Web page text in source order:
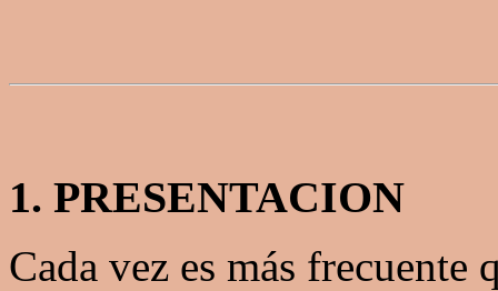
1. PRESENTACION
Cada vez es más frecuente